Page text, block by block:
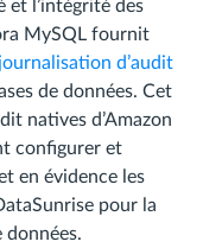
et l’intégrité des
MySQL fournit
journalisation d’audit
de données. Cet
natives d’Amazon
configurer et
en évidence les
pour la
données.